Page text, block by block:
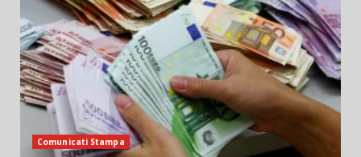
Comunicati Stampa